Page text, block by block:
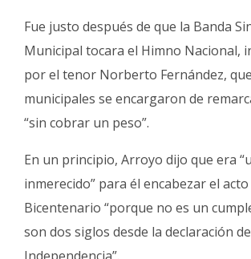
Fue justo después de que la Banda
Municipal tocara el Himno Nacional,
por el tenor Norberto Fernández,
municipales se encargaron de
“sin cobrar un peso”.
En un principio, Arroyo dijo que era
inmerecido” para él encabezar el acto
Bicentenario “porque no es un
son dos siglos desde la declaración